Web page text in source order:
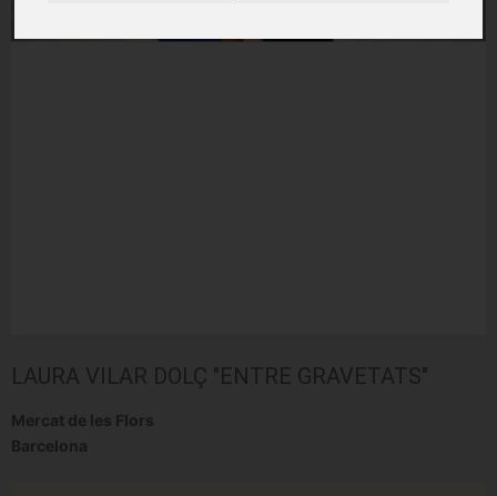
LAURA VILAR DOLÇ "ENTRE GRAVETATS"
Mercat de les Flors
Barcelona